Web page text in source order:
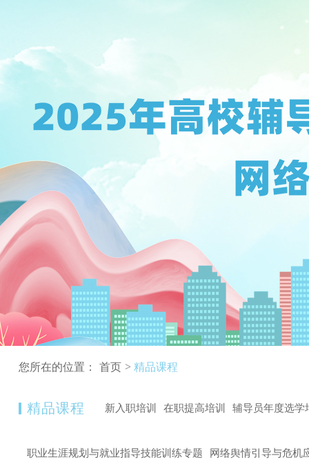
您所在的位置： 首页 精品课程
精品课程 新入职培训 在职提高培训 辅导员年度选学
职业生涯规划与就业指导技能训练专题 网络舆情引导与危机